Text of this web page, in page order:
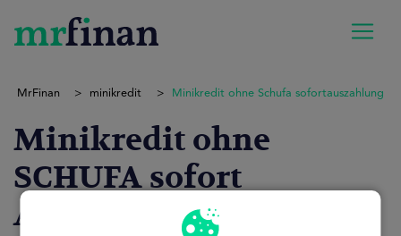
MrFinan minikredit Minikredit ohne Schufa sofortauszahlung
Minikredit ohne
SCHUFA sofort
Auszahlung